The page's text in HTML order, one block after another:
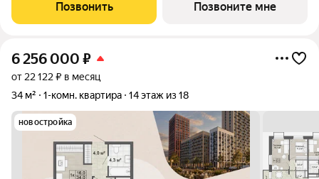
близость семьи и друзей, но
Позвонить Позвоните мне
6 256 000 ₽
от 22 122 ₽ в месяц
34 м²
1-комн. квартира 14 этаж из 18
новостройка